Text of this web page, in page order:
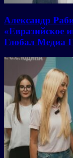
Александр
«Евразийское
Глобал Медиа